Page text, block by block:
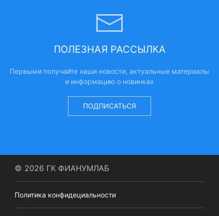
ПОЛЕЗНАЯ РАССЫЛКА
Первыми получайте наши новости, актуальные материалы
и информацию о новинках
ПОДПИСАТЬСЯ
© 2026 ГК ФИАНУМЛАБ
Политика конфидециальности